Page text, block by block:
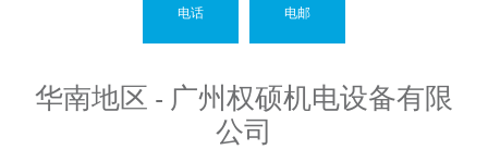
华南地区 - 广州权硕机电设备有限
公司